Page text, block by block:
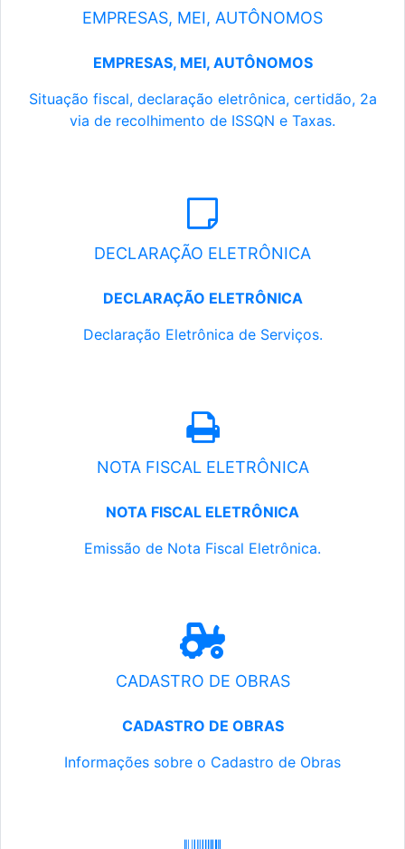
EMPRESAS, MEI, AUTÔNOMOS
EMPRESAS, MEI, AUTÔNOMOS
Situação fiscal, declaração eletrônica, certidão, 2a
via de recolhimento de ISSQN e Taxas.
DECLARAÇÃO ELETRÔNICA
DECLARAÇÃO ELETRÔNICA
Declaração Eletrônica de Serviços.
NOTA FISCAL ELETRÔNICA
NOTA FISCAL ELETRÔNICA
Emissão de Nota Fiscal Eletrônica.
CADASTRO DE OBRAS
CADASTRO DE OBRAS
Informações sobre o Cadastro de Obras